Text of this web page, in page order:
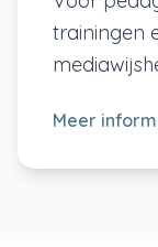
trainingen
Meer